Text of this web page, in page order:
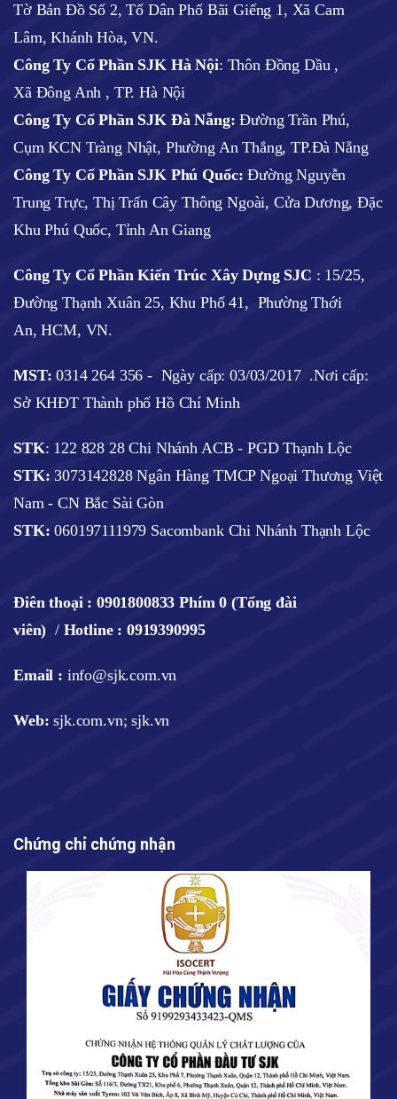
Tờ Bản Đồ Số 2, Tổ Dân Phố Bãi Giếng 1, Xã Cam
Lâm, Khánh Hòa, VN.
Công Ty Cổ Phần SJK Hà Nội: Thôn Đồng Dầu ,
Xã Đông Anh , TP. Hà Nội
Công Ty Cổ Phần SJK Đà Nẵng: Đường Trần Phú,
Cụm KCN Tràng Nhật, Phường An Thắng, TP.Đà Nẵng
Công Ty Cổ Phần SJK Phú Quốc: Đường Nguyễn
Trung Trực, Thị Trấn Cây Thông Ngoài, Cửa Dương, Đặc
Khu Phú Quốc, Tỉnh An Giang
Công Ty Cổ Phần Kiến Trúc Xây Dựng SJC : 15/25,
Đường Thạnh Xuân 25, Khu Phố 41, Phường Thới
An, HCM, VN.
MST:0314 264 356 - Ngày cấp: 03/03/2017 .Nơi cấp:
Sở KHĐT Thành phố Hồ Chí Minh
STK: 122 828 28 Chi Nhánh ACB - PGD Thạnh Lộc
STK: 3073142828 Ngân Hàng TMCP Ngoại Thương Việt
Nam - CN Bắc Sài Gòn
STK:060197111979 Sacombank Chi Nhánh Thạnh Lộc
Điên thoại : 0901800833 Phím 0 (Tổng đài
viên) / Hotline : 0919390995
Email : info@sjk.com.vn
Web: sjk.com.vn; sjk.vn
Chứng chỉ chứng nhận